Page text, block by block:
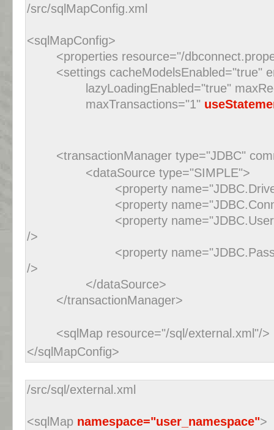
/src/sqlMapConfig.xml
<sqlMapConfig>
<properties resource="/
<settings cacheModelsEnabled="true"
lazyLoadingEnabled="true"
maxTransactions="1"
<transactionManager type="JDBC"
<dataSource type="SIMPLE">
<property
<property
<property
/>
<property
/>
</dataSource>
</transactionManager>
<sqlMap resource="/sql/external.xml"/>
</sqlMapConfig>
/src/sql/external.xml
<sqlMap namespace="user_namespace">